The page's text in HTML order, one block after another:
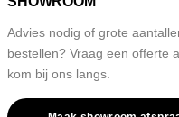
Advies nodig of grote
bestellen? Vraag een offerte
kom bij ons langs.